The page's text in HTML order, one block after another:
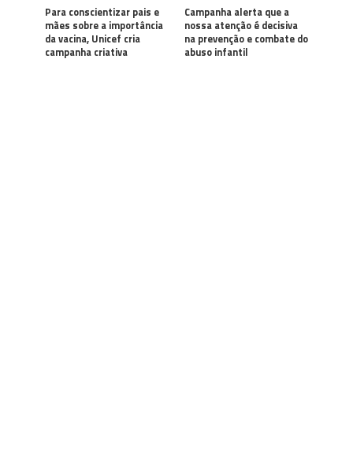
Para conscientizar pais e
mães sobre a importância
da vacina, Unicef cria
campanha criativa
Campanha alerta que a
nossa atenção é decisiva
na prevenção e combate do
abuso infantil